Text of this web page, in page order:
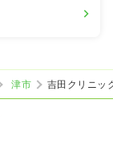
津市
吉田クリニッ